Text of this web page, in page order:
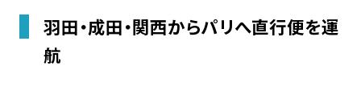
羽田・成田・関西からパリへ直行便を運
航